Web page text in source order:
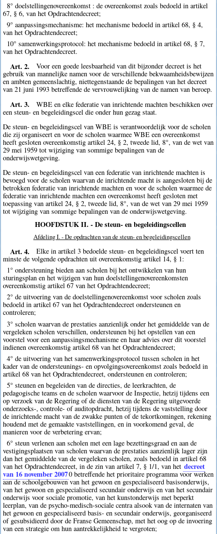
8° doelstellingenovereenkomst : de overeenkomst zoals bedoeld in artikel
67, § 6, van het Opdrachtendecreet;
9° aanpassingsmechanisme: het mechanisme bedoeld in artikel 68, § 4,
van het Opdrachtendecreet;
10° samenwerkingsprotocol: het mechanisme bedoeld in artikel 68, § 7,
van het Opdrachtendecreet.
Art. 2.
Voor een goede leesbaarheid van dit bijzonder decreet is het
gebruik van mannelijke namen voor de verschillende bekwaamheidsbewijzen
en ambten gemeenslachtig, niettegenstaande de bepalingen van het decreet
van 21 juni 1993 betreffende de vervrouwelijking van de namen van beroep.
Art. 3.
WBE en elke federatie van inrichtende machten beschikken over
een steun- en begeleidingscel die onder hun gezag staat.
De steun- en begeleidingscel van WBE is verantwoordelijk voor de scholen
die zij organiseert en voor de scholen waarmee WBE een overeenkomst
heeft gesloten overeenkomstig artikel 24, § 2, tweede lid, 8°, van de wet van
29 mei 1959 tot wijziging van sommige bepalingen van de
onderwijswetgeving.
De steun- en begeleidingscel van een federatie van inrichtende machten is
bevoegd voor de scholen waarvan de inrichtende macht is aangesloten bij de
betrokken federatie van inrichtende machten en voor de scholen waarmee de
federatie van inrichtende machten een overeenkomst heeft gesloten met
toepassing van artikel 24, § 2, tweede lid, 8°, van de wet van 29 mei 1959
tot wijziging van sommige bepalingen van de onderwijswetgeving.
HOOFDSTUK II. - De steun- en begeleidingscellen
Afdeling I. - De opdrachten van de steun- en begeleidingscellen
Art. 4.
Elke in artikel 3 bedoelde steun- en begeleidingscel voert ten
minste de volgende opdrachten uit overeenkomstig artikel 14, § 1:
1° ondersteuning bieden aan scholen bij het ontwikkelen van hun
sturingsplan en het wijzigen van hun doelstellingenovereenkomsten
overeenkomstig artikel 67 van het Opdrachtendecreet;
2° de uitvoering van de doelstellingenovereenkomst voor scholen zoals
bedoeld in artikel 67 van het Opdrachtendecreet ondersteunen en
controleren;
3° scholen waarvan de prestaties aanzienlijk onder het gemiddelde van de
vergeleken scholen verschillen, ondersteunen bij het opstellen van een
voorstel voor een aanpassingsmechanisme en haar advies over dit voorstel
indienen overeenkomstig artikel 68 van het Opdrachtendecreet;
4° de uitvoering van het samenwerkingsprotocol tussen scholen in het
kader van de ondersteunings- en opvolgingsovereenkomst zoals bedoeld in
artikel 68 van het Opdrachtendecreet, ondersteunen en controleren;
5° steunen en begeleiden van de directies, de leerkrachten, de
pedagogische teams en de scholen waarvoor de Inspectie, hetzij tijdens een
op verzoek van de Regering of de diensten van de Regering uitgevoerde
onderzoeks-, controle- of auditopdracht, hetzij tijdens de vaststelling door
de inrichtende macht van de zwakke punten of de tekortkomingen, rekening
houdend met de gemaakte vaststellingen, en in voorkomend geval, de
manieren voor de verbetering ervan;
6° steun verlenen aan scholen met een lage bezettingsgraad en aan de
vestigingsplaatsen van scholen waarvan de prestaties aanzienlijk lager zijn
dan het gemiddelde van de vergeleken scholen, zoals bedoeld in artikel 68
van het Opdrachtendecreet, in de zin van artikel 7, § 1/1, van het decreet
van 16 november 20070 betreffende het prioritaire programma voor werken
aan de schoolgebouwen van het gewoon en gespecialiseerd basisonderwijs,
van het gewoon en gespecialiseerd secundair onderwijs en van het secundair
onderwijs voor sociale promotie, van het kunstonderwijs met beperkt
leerplan, van de psycho-medisch-sociale centra alsook van de internaten van
het gewoon en gespecialiseerd basis- en secundair onderwijs, georganiseerd
of gesubsidieerd door de Franse Gemeenschap, met het oog op de invoering
van een strategie om hun aantrekkelijkheid te vergroten;